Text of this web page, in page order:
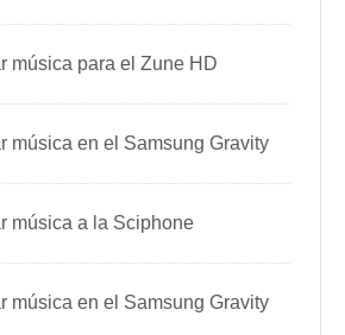
música para el Zune HD
música en el Samsung Gravity
música a la Sciphone
música en el Samsung Gravity